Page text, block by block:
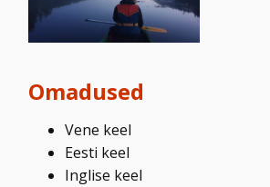
Omadused
Vene keel
Eesti keel
Inglise keel